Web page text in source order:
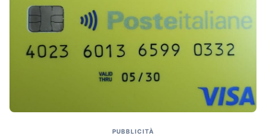
PUBBLICITÀ